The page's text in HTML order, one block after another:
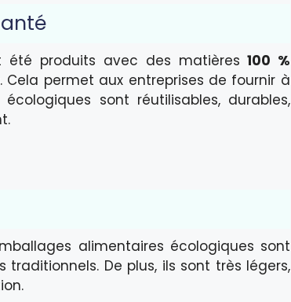
été produits avec des matières 100 %
permet aux entreprises de fournir à
sont réutilisables, durables,
alimentaires écologiques sont
traditionnels. De plus, ils sont très légers,